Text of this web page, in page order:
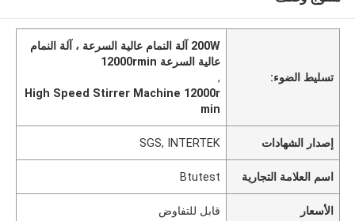
تسليط الضوء:
200W آلة النمام عالية السرعة ، آلة النمام
عالية السرعة 12000rmin
,
High Speed Stirrer Machine 12000r
min
إصدار الشهادات SGS, INTERTEK
اسم العلامة التجارية Btutest
الأسعار قابل للتفاوض